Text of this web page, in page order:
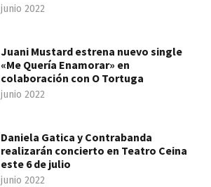
junio 2022
Juani Mustard estrena nuevo single
«Me Quería Enamorar» en
colaboración con O Tortuga
junio 2022
Daniela Gatica y Contrabanda
realizarán concierto en Teatro Ceina
este 6 de julio
junio 2022